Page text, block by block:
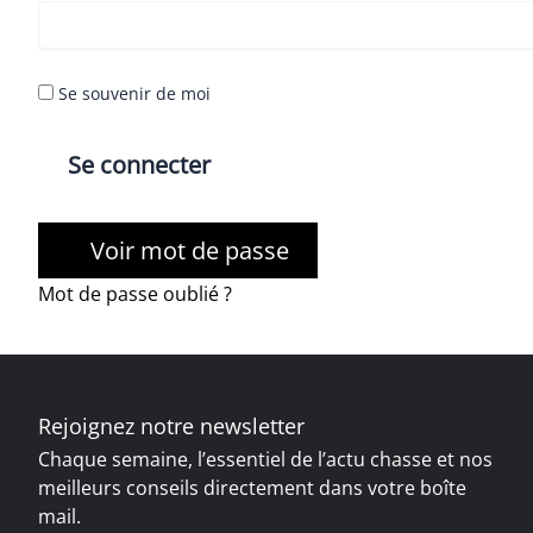
Se souvenir de moi
Voir mot de passe
Mot de passe oublié ?
Rejoignez notre newsletter
Chaque semaine, l’essentiel de l’actu chasse et nos
meilleurs conseils directement dans votre boîte
mail.